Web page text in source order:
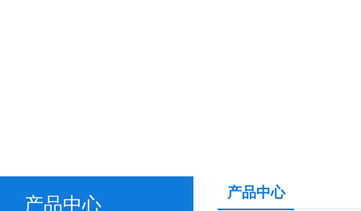
产品中心
产品中心